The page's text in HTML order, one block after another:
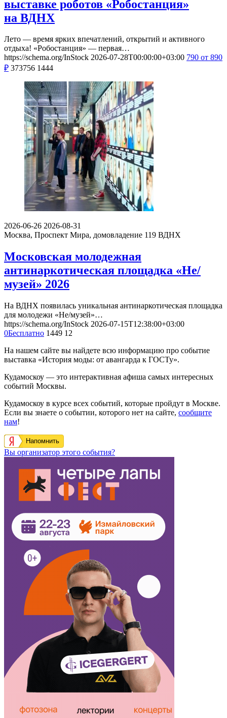
выставке роботов «Робостанция»
на ВДНХ
Лето — время ярких впечатлений, открытий и активного
отдыха! «Робостанция» — первая…
https://schema.org/InStock 2026-07-28T00:00:00+03:00 790 от 890
₽ 373756 1444
2026-06-26 2026-08-31
Москва, Проспект Мира, домовладение 119 ВДНХ
Московская молодежная
антинаркотическая площадка «Не/
музей» 2026
На ВДНХ появилась уникальная антинаркотическая площадка
для молодежи «Не/музей»…
https://schema.org/InStock 2026-07-15T12:38:00+03:00
0Бесплатно 1449 12
На нашем сайте вы найдете всю информацию про событие
выставка «История моды: от авангарда к ГОСТу».
Кудамоскоу — это интерактивная афиша самых интересных
событий Москвы.
Кудамоскоу в курсе всех событий, которые пройдут в Москве.
Если вы знаете о событии, которого нет на сайте, сообщите
нам!
Напомнить
Вы организатор этого события?